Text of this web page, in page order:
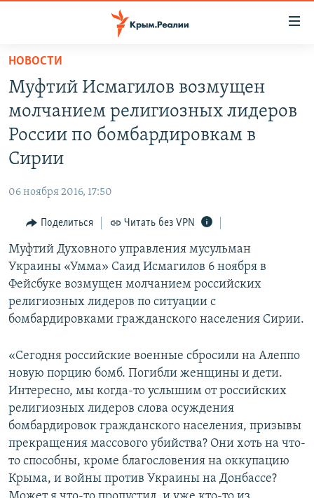
Вернуться
основному
содержанию
Вернутся
главной
Вернутся
поиску
НОВОСТИ
СПЕЦПРОЕКТЫ
ВОДА
ИСТОРИЯ
ИНТЕРАКТИВ
ИНФОГРАФИКА
ТЕЛЕПРОЕКТ КРЫМ.РЕАЛИИ
СОВЕТЫ ПРАВОЗАЩИТНИКОВ
ПРОПАВШИЕ БЕЗ ВЕСТИ
ПОБЕДИТЕЛЕЙ НЕ СУДЯТ?
КРЫМ.НЕПОКОРЕННЫЙ
ELIFBE
УКРАИНСКАЯ ПРОБЛЕМА КРЫМА
РАДІО СВОБОДА
КАК ОБОЙТИ БЛОКИРОВКУ
Українською
Qırımtatar
ПРИСОЕДИНЯЙТЕСЬ!
Все сайты RFE/RL
НОВОСТИ
Муфтий Исмагилов возмущен
молчанием религиозных лидеров
России по бомбардировкам в
Сирии
06 ноября 2016, 17:50
Поделиться Читать без VPN
Муфтий Духовного управления мусульман
Украины «Умма» Саид Исмагилов 6 ноября в
Фейсбуке возмущен молчанием российских
религиозных лидеров по ситуации с
бомбардировками гражданского населения Сирии.
«Сегодня российские военные сбросили на Алеппо
новую порцию бомб. Погибли женщины и дети.
Интересно, мы когда-то услышим от российских
религиозных лидеров слова осуждения
бомбардировок гражданского населения, призывы
прекращения массового убийства? Они хоть на что-
то способны, кроме благословения на оккупацию
Крыма, и войны против Украины на Донбассе?